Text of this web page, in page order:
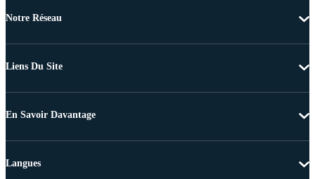
Notre Réseau
Liens Du Site
En Savoir Davantage
Langues